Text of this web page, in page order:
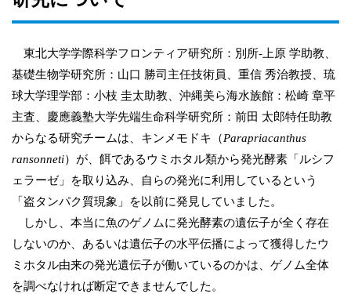
東北大学学際科学フロンティア研究所：別所-上原 学助教、
基礎生物学研究所：山口 勝司主任技術員、重信 秀治教授、琉
球大学理学部：小枝 圭太助教、沖縄美ら海水族館：松崎 章平
主査、慶應義塾大学先端生命科学研究所：前田 太郎特任助教
からなる研究チームは、キンメモドキ（Parapriacanthus
ransonneti）が、餌であるウミホタル類から発光酵素「ルシフ
ェラーゼ」を取り込み、自らの発光に利用しているという
「盗タンパク質現象」を以前に発見していました。
しかし、本当に魚のゲノムに発光酵素の遺伝子が全く存在
しないのか、あるいは遺伝子の水平伝播によって獲得したウ
ミホタル由来の発光遺伝子が働いているのかは、ゲノム全体
を調べなければ断定できませんでした。